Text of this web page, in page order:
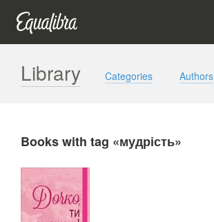
Library Categories Authors
Books with tag «мудрість»